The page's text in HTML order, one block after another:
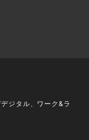
ジタル、ワーク&ラ